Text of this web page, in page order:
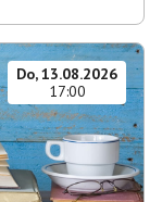
Do, 13.08.2026
17:00